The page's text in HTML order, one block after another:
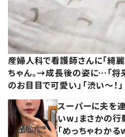
産婦人科で看護師さんに「綺
ちゃん。→成長後の姿に…「将
のお目目で可愛い」「渋い～！」
スーパーに夫を
いw」まさかの行
「めっちゃわかる